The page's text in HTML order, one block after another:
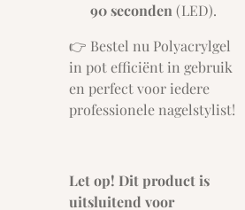
90 seconden (LED).
👉 Bestel nu Polyacrylgel
in pot efficiënt in gebruik
en perfect voor iedere
professionele nagelstylist!
Let op! Dit product is
uitsluitend voor